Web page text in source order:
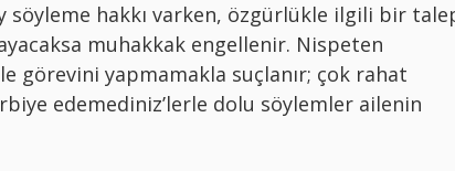
söyleme hakkı varken, özgürlükle ilgili bir
muhakkak engellenir. Nispeten
görevini yapmamakla suçlanır; çok rahat
edemediniz’lerle dolu söylemler ailenin